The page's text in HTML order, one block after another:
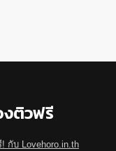
ติวฟรี
กับ Lovehoro.in.th